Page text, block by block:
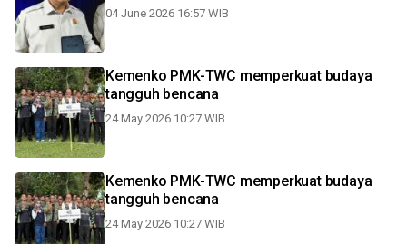
04 June 2026 16:57 WIB
Kemenko PMK-TWC memperkuat budaya
tangguh bencana
24 May 2026 10:27 WIB
Kemenko PMK-TWC memperkuat budaya
tangguh bencana
24 May 2026 10:27 WIB